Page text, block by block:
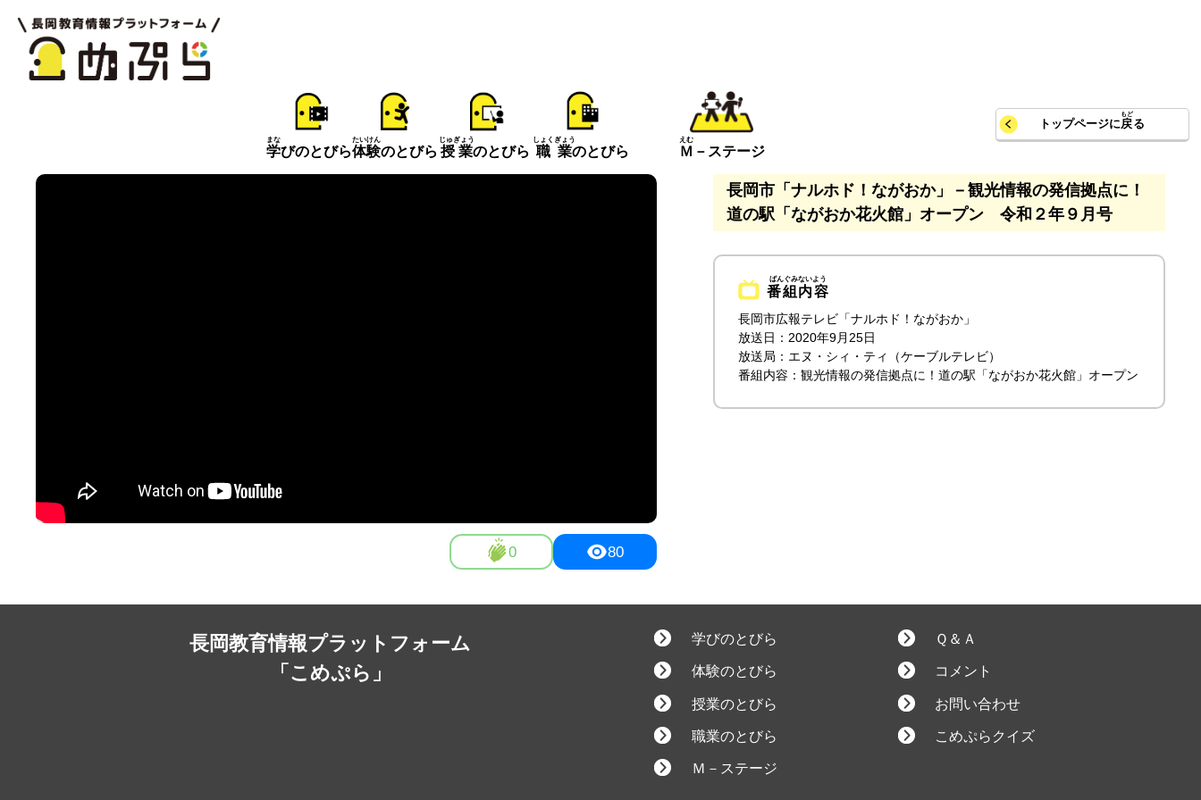
トップページに戻る
学
まな
びのとびら体験
たいけん
のとびら 授業
じゅぎょう
のとびら 職業
しょくぎょう
のとびら Ｍ
えむ
－ステージ
0 80
長岡市「ナルホド！ながおか」－観光情報の発信拠点に！
道の駅「ながおか花火館」オープン 令和２年９月号
番組内容
長岡市広報テレビ「ナルホド！ながおか」
放送日：2020年9月25日
放送局：エヌ・シィ・ティ（ケーブルテレビ）
番組内容：観光情報の発信拠点に！道の駅「ながおか花火館」オープン
長岡教育情報プラットフォーム
「こめぷら」
学びのとびら
体験のとびら
授業のとびら
職業のとびら
Ｍ－ステージ
Ｑ＆Ａ
コメント
お問い合わせ
こめぷらクイズ